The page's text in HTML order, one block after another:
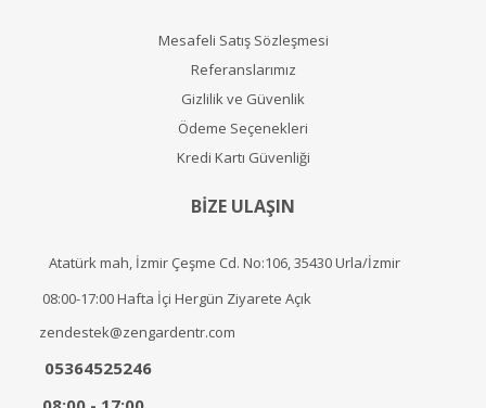
Mesafeli Satış Sözleşmesi
Referanslarımız
Gizlilik ve Güvenlik
Ödeme Seçenekleri
Kredi Kartı Güvenliği
BİZE ULAŞIN
Atatürk mah, İzmir Çeşme Cd. No:106, 35430 Urla/İzmir
08:00-17:00 Hafta İçi Hergün Ziyarete Açık
zendestek@zengardentr.com
05364525246